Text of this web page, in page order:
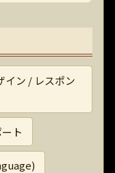
イン / レスポン
ト